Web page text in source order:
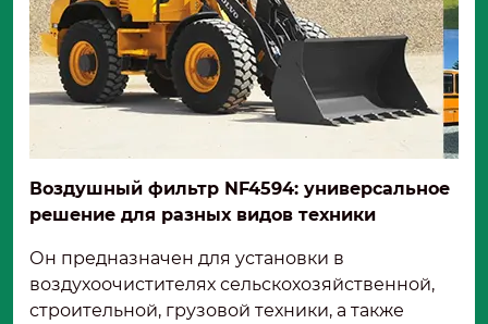
Воздушный фильтр NF4594: универсальное
решение для разных видов техники
Он предназначен для установки в
воздухоочистителях сельскохозяйственной,
строительной, грузовой техники, а также